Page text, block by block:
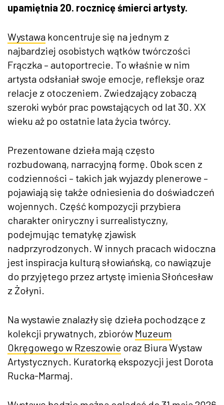
upamiętnia 20. rocznicę śmierci artysty.
Wystawa koncentruje się na jednym z
najbardziej osobistych wątków twórczości
Frączka – autoportrecie. To właśnie w nim
artysta odsłaniał swoje emocje, refleksje oraz
relacje z otoczeniem. Zwiedzający zobaczą
szeroki wybór prac powstających od lat 30. XX
wieku aż po ostatnie lata życia twórcy.
Prezentowane dzieła mają często
rozbudowaną, narracyjną formę. Obok scen z
codzienności – takich jak wyjazdy plenerowe –
pojawiają się także odniesienia do doświadczeń
wojennych. Część kompozycji przybiera
charakter oniryczny i surrealistyczny,
podejmując tematykę zjawisk
nadprzyrodzonych. W innych pracach widoczna
jest inspiracja kulturą słowiańską, co nawiązuje
do przyjętego przez artystę imienia Słońcesław
z Żołyni.
Na wystawie znalazły się dzieła pochodzące z
kolekcji prywatnych, zbiorów Muzeum
Okręgowego w Rzeszowie oraz Biura Wystaw
Artystycznych. Kuratorką ekspozycji jest Dorota
Rucka-Marmaj.